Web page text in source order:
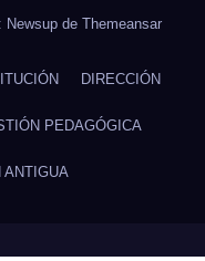
Newsup de Themeansar
DIRECCIÓN
PEDAGÓGICA
ANTIGUA